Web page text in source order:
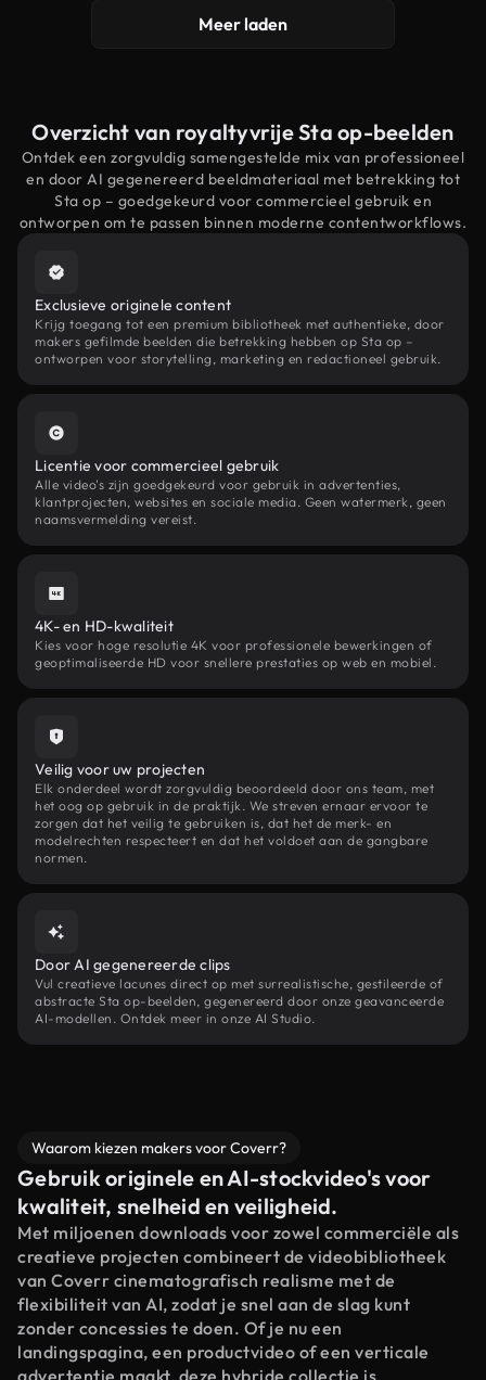
Meer laden
Overzicht van royaltyvrije Sta op-beelden
Ontdek een zorgvuldig samengestelde mix van professioneel
en door AI gegenereerd beeldmateriaal met betrekking tot
Sta op – goedgekeurd voor commercieel gebruik en
ontworpen om te passen binnen moderne contentworkflows.
Exclusieve originele content
Krijg toegang tot een premium bibliotheek met authentieke, door
makers gefilmde beelden die betrekking hebben op Sta op –
ontworpen voor storytelling, marketing en redactioneel gebruik.
Licentie voor commercieel gebruik
Alle video's zijn goedgekeurd voor gebruik in advertenties,
klantprojecten, websites en sociale media. Geen watermerk, geen
naamsvermelding vereist.
4K- en HD-kwaliteit
Kies voor hoge resolutie 4K voor professionele bewerkingen of
geoptimaliseerde HD voor snellere prestaties op web en mobiel.
Veilig voor uw projecten
Elk onderdeel wordt zorgvuldig beoordeeld door ons team, met
het oog op gebruik in de praktijk. We streven ernaar ervoor te
zorgen dat het veilig te gebruiken is, dat het de merk- en
modelrechten respecteert en dat het voldoet aan de gangbare
normen.
Door AI gegenereerde clips
Vul creatieve lacunes direct op met surrealistische, gestileerde of
abstracte Sta op-beelden, gegenereerd door onze geavanceerde
AI-modellen. Ontdek meer in onze AI Studio.
Waarom kiezen makers voor Coverr?
Gebruik originele en AI-stockvideo's voor
kwaliteit, snelheid en veiligheid.
Met miljoenen downloads voor zowel commerciële als
creatieve projecten combineert de videobibliotheek
van Coverr cinematografisch realisme met de
flexibiliteit van AI, zodat je snel aan de slag kunt
zonder concessies te doen. Of je nu een
landingspagina, een productvideo of een verticale
advertentie maakt, deze hybride collectie is